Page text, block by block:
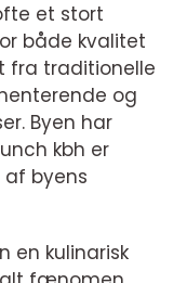
et stort
både kvalitet
fra traditionelle
og
Byen har
kbh er
byens
en kulinarisk